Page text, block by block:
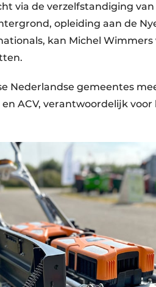
via de verzelfstandiging
opleiding aan de
kan Michel Wimmers
Nederlandse gemeentes
ACV, verantwoordelijk